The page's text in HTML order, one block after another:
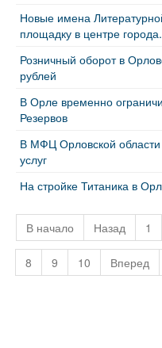
Новые имена
площадку в центре города.
Розничный оборот в
рублей
В Орле временно
Резервов
В МФЦ Орловской области
услуг
На стройке Титаника в
В начало Назад 1
8 9 10 Вперед